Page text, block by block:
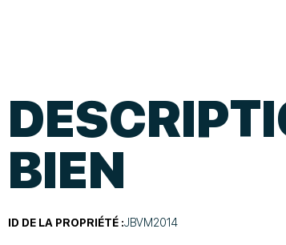
BIEN
ID DE LA PROPRIÉTÉ :JBVM2014